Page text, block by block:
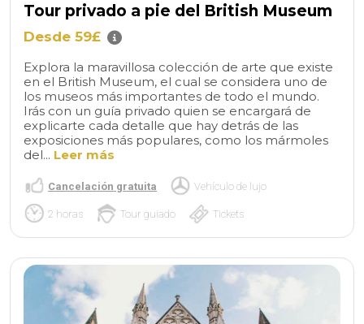
Tour privado a pie del British Museum
Desde 59£
Explora la maravillosa colección de arte que existe
en el British Museum, el cual se considera uno de
los museos más importantes de todo el mundo.
Irás con un guía privado quien se encargará de
explicarte cada detalle que hay detrás de las
exposiciones más populares, como los mármoles
del... Leer más
Cancelación gratuita Vehículo de lujo
2 horas Tour guiado Tickets